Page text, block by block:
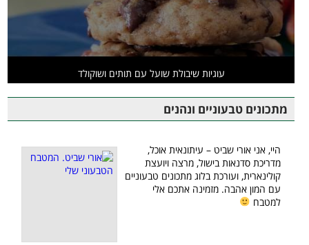
עוגיות שיבולת שועל עם תותים ושוקולד
מתכונים טבעוניים ונהנים
היי, אני אורי שביט – עיתונאית אוכל,
מדריכת סדנאות בישול, מרצה ויועצת
קולינארית, ועורכת בלוג מתכונים טבעוניים
עם המון אהבה. מזמינה אתכם אלי
למטבח